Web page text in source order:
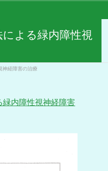
よる緑内障性視
神経障害の治療
緑内障性視神経障害